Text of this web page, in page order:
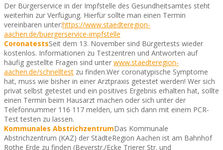
Der Bürgerservice in der Impfstelle des Gesundheitsamtes steht
weiterhin zur Verfügung. Hierfür sollte man einen Termin
vereinbaren unter:https://www.staedteregion-
aachen.de/buergerservice-impfstelle
CoronatestsSeit dem 13. November sind Bürgertests wieder
kostenlos. Informationen zu Testzentren und Antworten auf
häufig gestellte Fragen sind unter www.staedteregion-
aachen.de/schnelltest zu finden.Wer coronatypische Symptome
hat, muss wie bisher in einer Arztpraxis getestet werden! Wer sich
privat selbst getestet und ein positives Ergebnis erhalten hat, sollte
einen Termin beim Hausarzt machen oder sich unter der
Telefonnummer 116 117 melden, um sich dann mit einem PCR-
Test testen zu lassen.
Kommunales AbstrichzentrumDas Kommunale
Abstrichzentrum (KAZ) der StädteRegion Aachen ist am Bahnhof
Rothe Erde zu finden (Beverstr./Ecke Trierer Str. und